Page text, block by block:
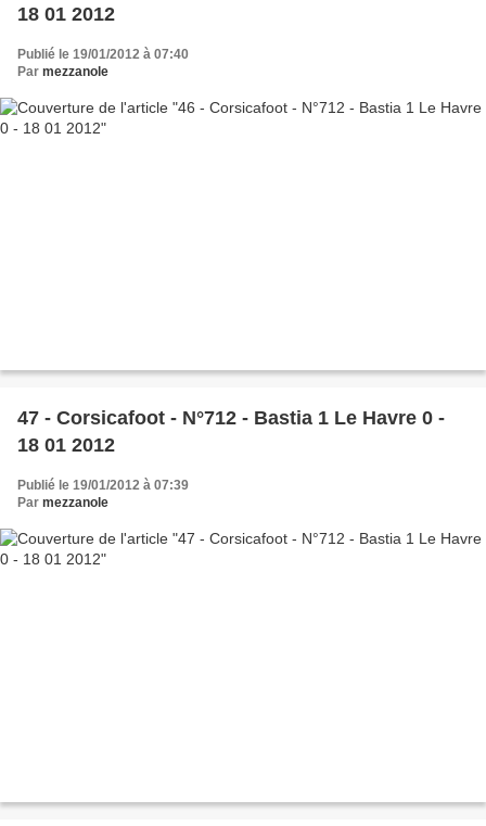
18 01 2012
Publié le 19/01/2012 à 07:40
Par mezzanole
47 - Corsicafoot - N°712 - Bastia 1 Le Havre 0 -
18 01 2012
Publié le 19/01/2012 à 07:39
Par mezzanole